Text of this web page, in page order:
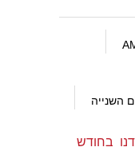
השנייה
בחודש